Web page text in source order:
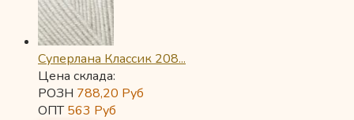
Суперлана Классик 208...
Цена склада:
РОЗН 788,20 Руб
ОПТ563 Руб